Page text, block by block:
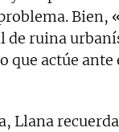
Bien,
de ruina
que actúe ante
Llana